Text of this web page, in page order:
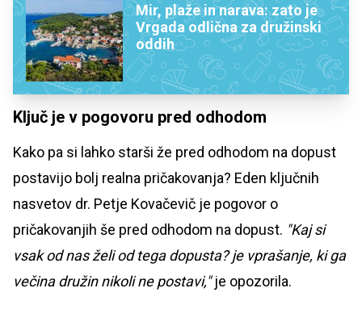
Mir, plaže in narava: zato je
Vrgada odlična za družinski
oddih
Ključ je v pogovoru pred odhodom
Kako pa si lahko starši že pred odhodom na dopust
postavijo bolj realna pričakovanja? Eden ključnih
nasvetov dr. Petje Kovačevič je pogovor o
pričakovanjih še pred odhodom na dopust. "Kaj si
vsak od nas želi od tega dopusta? je vprašanje, ki ga
večina družin nikoli ne postavi,"je opozorila.